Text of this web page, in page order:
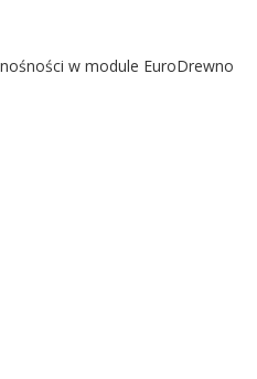
w module EuroDrewno